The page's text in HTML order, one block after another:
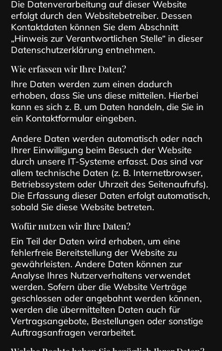
Die Datenverarbeitung auf dieser Website
erfolgt durch den Websitebetreiber. Dessen
Kontaktdaten können Sie dem Abschnitt
„Hinweis zur Verantwortlichen Stelle“ in dieser
Datenschutzerklärung entnehmen.
Wie erfassen wir Ihre Daten?
Ihre Daten werden zum einen dadurch
erhoben, dass Sie uns diese mitteilen. Hierbei
kann es sich z. B. um Daten handeln, die Sie in
ein Kontaktformular eingeben.
Andere Daten werden automatisch oder nach
Ihrer Einwilligung beim Besuch der Website
durch unsere IT-Systeme erfasst. Das sind vor
allem technische Daten (z. B. Internetbrowser,
Betriebssystem oder Uhrzeit des Seitenaufrufs).
Die Erfassung dieser Daten erfolgt automatisch,
sobald Sie diese Website betreten.
Wofür nutzen wir Ihre Daten?
Ein Teil der Daten wird erhoben, um eine
fehlerfreie Bereitstellung der Website zu
gewährleisten. Andere Daten können zur
Analyse Ihres Nutzerverhaltens verwendet
werden. Sofern über die Website Verträge
geschlossen oder angebahnt werden können,
werden die übermittelten Daten auch für
Vertragsangebote, Bestellungen oder sonstige
Auftragsanfragen verarbeitet.